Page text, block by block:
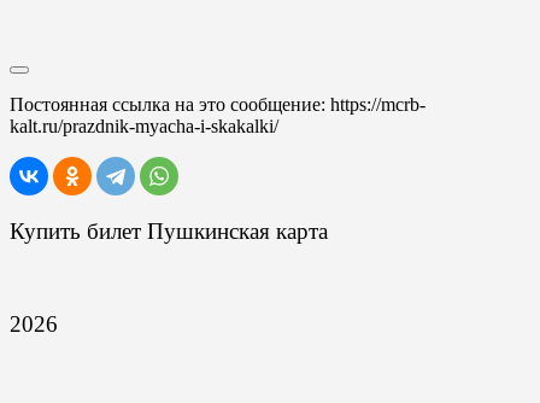
Постоянная ссылка на это сообщение: https://mcrb-
kalt.ru/prazdnik-myacha-i-skakalki/
Купить билет Пушкинская карта
2026